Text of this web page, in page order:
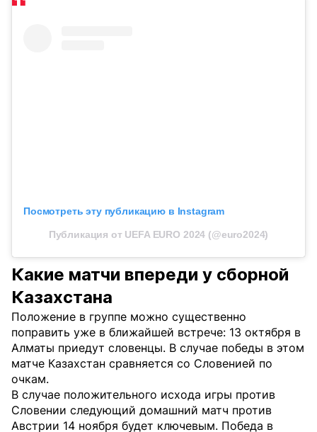
Посмотреть эту публикацию в Instagram
Публикация от UEFA EURO 2024 (@euro2024)
Какие матчи впереди у сборной
Казахстана
Положение в группе можно существенно
поправить уже в ближайшей встрече: 13 октября в
Алматы приедут словенцы. В случае победы в этом
матче Казахстан сравняется со Словенией по
очкам.
В случае положительного исхода игры против
Словении следующий домашний матч против
Австрии 14 ноября будет ключевым. Победа в